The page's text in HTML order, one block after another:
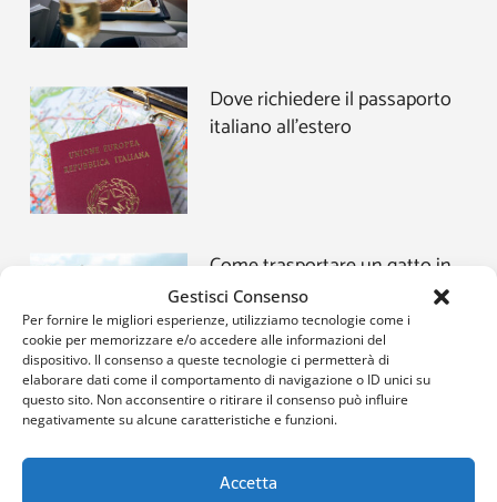
Gestisci Consenso
Per fornire le migliori esperienze, utilizziamo tecnologie come i
cookie per memorizzare e/o accedere alle informazioni del
dispositivo. Il consenso a queste tecnologie ci permetterà di
elaborare dati come il comportamento di navigazione o ID unici su
questo sito. Non acconsentire o ritirare il consenso può influire
negativamente su alcune caratteristiche e funzioni.
Accetta
Dove richiedere il passaporto
italiano all’estero
Come trasportare un gatto in
aereo: le cose da sapere prima
di partire
Come organizzare una
vacanza low cost